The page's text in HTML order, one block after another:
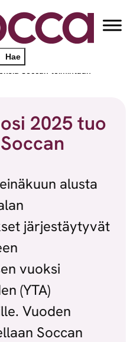
osaamiskeskus
Soccan toimintaan
2025 tuo
alusta
järjestäytyvät
vuoksi
(YTA)
Vuoden
Soccan